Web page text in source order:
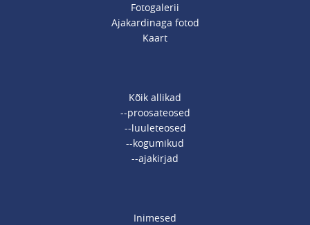
Fotogalerii
Ajakardinaga fotod
Kaart
Kõik allikad
--proosateosed
--luuleteosed
--kogumikud
--ajakirjad
Inimesed